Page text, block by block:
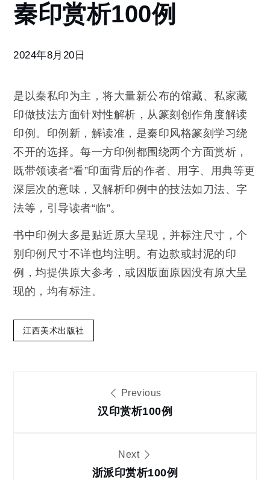
印
赏
100
秦印赏析100例
2024年8月20日
是以秦私印为主，将大量新公布的馆藏、私家藏
印做技法方面针对性解析，从篆刻创作角度解读
印例。印例新，解读准，是秦印风格篆刻学习绕
不开的选择。每一方印例都围绕两个方面赏析，
既带领读者“看”印面背后的作者、用字、用典等更
深层次的意味，又解析印例中的技法如刀法、字
法等，引导读者“临”。
书中印例大多是贴近原大呈现，并标注尺寸，个
别印例尺寸不详也均注明。有边款或封泥的印
例，均提供原大参考，或因版面原因没有原大呈
现的，均有标注。
江西美术出版社
Previous
汉印赏析100例
Next
浙派印赏析100例